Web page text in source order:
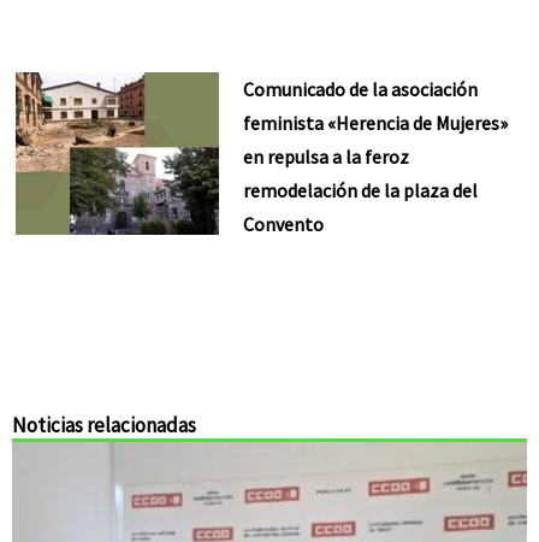
Comunicado de la asociación
feminista «Herencia de Mujeres»
en repulsa a la feroz
remodelación de la plaza del
Convento
Noticias relacionadas